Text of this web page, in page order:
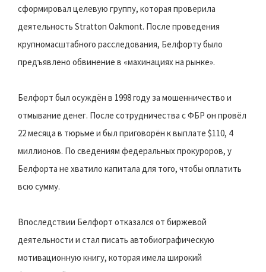
сформировал целевую группу, которая проверила
деятельность Stratton Oakmont. После проведения
крупномасштабного расследования, Белфорту было
предъявлено обвинение в «махинациях на рынке».
Белфорт был осуждён в 1998 году за мошенничество и
отмывание денег. После сотрудничества с ФБР он провёл
22 месяца в тюрьме и был приговорён к выплате $110, 4
миллионов. По сведениям федеральных прокуроров, у
Белфорта не хватило капитала для того, чтобы оплатить
всю сумму.
Впоследствии Белфорт отказался от биржевой
деятельности и стал писать автобиографическую
мотивационную книгу, которая имела широкий